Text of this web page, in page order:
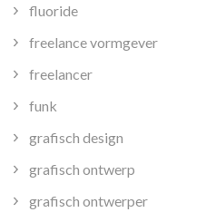
fluoride
freelance vormgever
freelancer
funk
grafisch design
grafisch ontwerp
grafisch ontwerper